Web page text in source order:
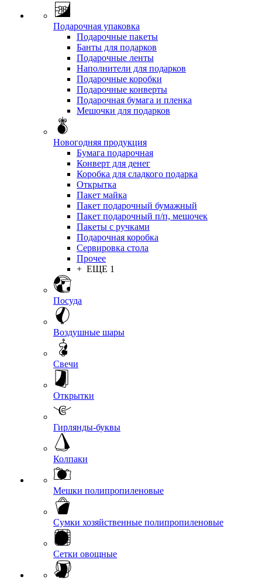
Подарочная упаковка
Подарочные пакеты
Банты для подарков
Подарочные ленты
Наполнители для подарков
Подарочные коробки
Подарочные конверты
Подарочная бумага и пленка
Мешочки для подарков
Новогодняя продукция
Бумага подарочная
Конверт для денег
Коробка для сладкого подарка
Открытка
Пакет майка
Пакет подарочный бумажный
Пакет подарочный п/п, мешочек
Пакеты с ручками
Подарочная коробка
Сервировка стола
Прочее
+ ЕЩЕ 1
Посуда
Воздушные шары
Свечи
Открытки
Гирлянды-буквы
Колпаки
Мешки полипропиленовые
Сумки хозяйственные полипропиленовые
Сетки овощные